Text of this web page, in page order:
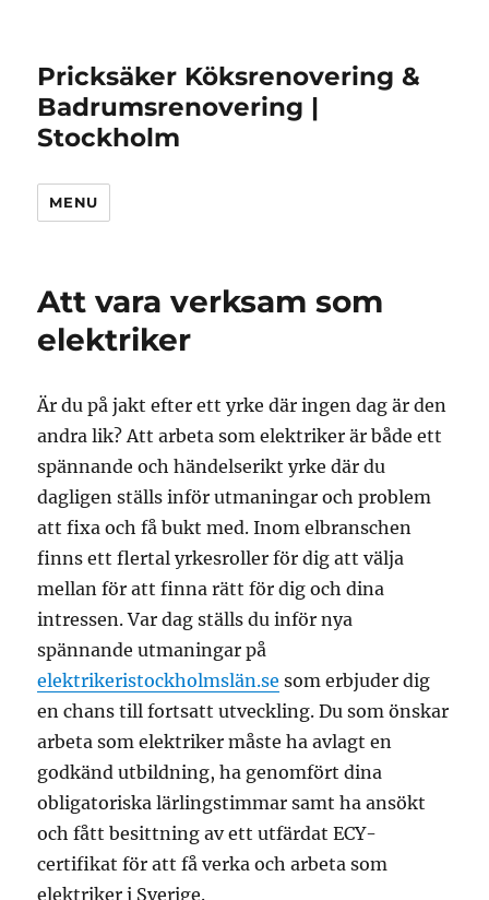
Pricksäker Köksrenovering &
Badrumsrenovering |
Stockholm
MENU
Att vara verksam som
elektriker
Är du på jakt efter ett yrke där ingen dag är den
andra lik? Att arbeta som elektriker är både ett
spännande och händelserikt yrke där du
dagligen ställs inför utmaningar och problem
att fixa och få bukt med. Inom elbranschen
finns ett flertal yrkesroller för dig att välja
mellan för att finna rätt för dig och dina
intressen. Var dag ställs du inför nya
spännande utmaningar på
elektrikeristockholmslän.se som erbjuder dig
en chans till fortsatt utveckling. Du som önskar
arbeta som elektriker måste ha avlagt en
godkänd utbildning, ha genomfört dina
obligatoriska lärlingstimmar samt ha ansökt
och fått besittning av ett utfärdat ECY-
certifikat för att få verka och arbeta som
elektriker i Sverige.